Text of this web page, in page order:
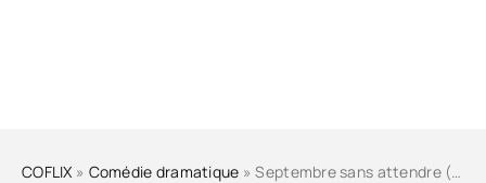
COFLIX » Comédie dramatique » Septembre sans attendre (2024)